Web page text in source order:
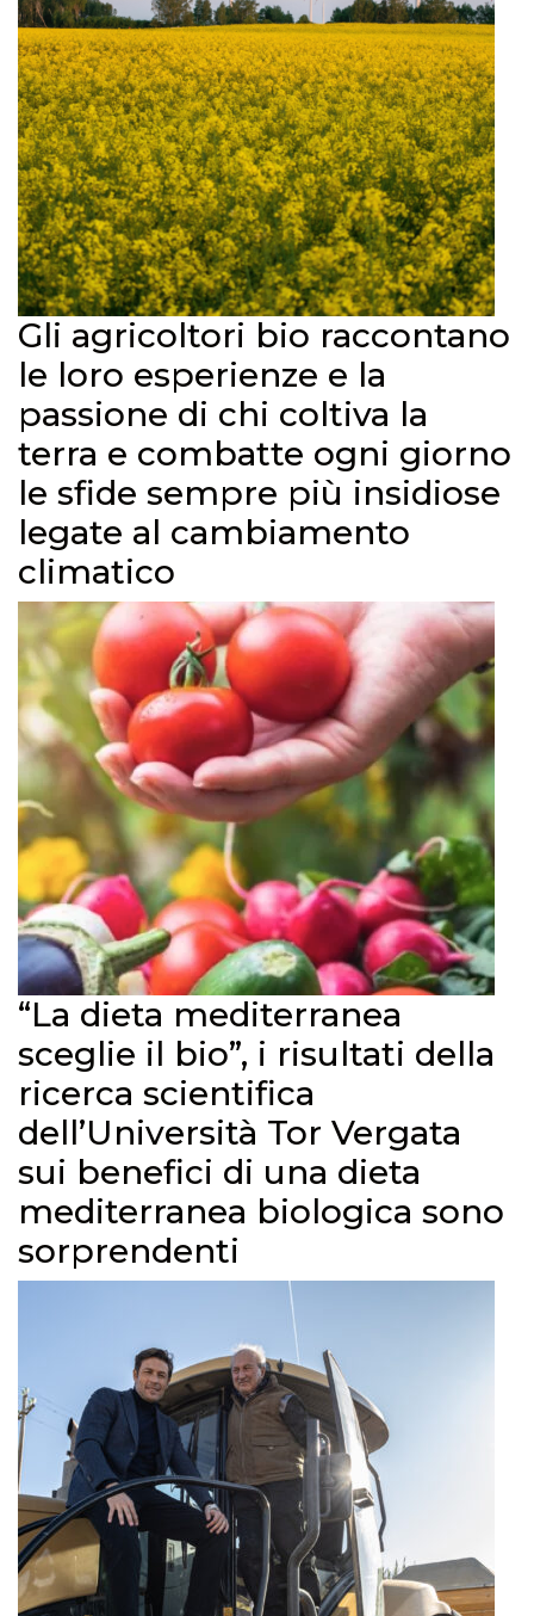
Gli agricoltori bio raccontano
le loro esperienze e la
passione di chi coltiva la
terra e combatte ogni giorno
le sfide sempre più insidiose
legate al cambiamento
climatico
“La dieta mediterranea
sceglie il bio”, i risultati della
ricerca scientifica
dell’Università Tor Vergata
sui benefici di una dieta
mediterranea biologica sono
sorprendenti